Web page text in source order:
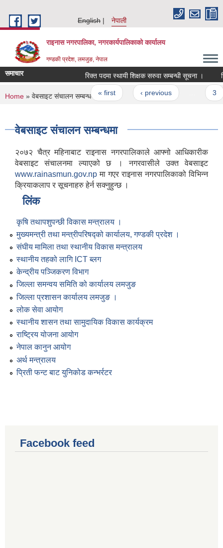
English
नेपाली
राइनास नगरपालिका, नगरकार्यपालिकाको कार्यालय
गण्डकी प्रदेश, लमजुङ, नेपाल
समाचार रिक्त पदमा स्थायी शिक्षक सरुवा सम्बन्धी सूचना ।
Pages
« first ‹ previous 3
You are here
Home » वेबसाइट संचालन सम्बन्धमा
वेबसाइट संचालन सम्बन्धमा
२०७२ चैत्र महिनाबाट राइनास नगरपालिकाले आफ्नो आधिकारीक
वेबसाइट संचालनमा ल्याएको छ । नगरवासीले उक्त वेबसाइट
www.rainasmun.gov.np मा गएर राइनास नगरपालिकाको विभिन्न
क्रियाकलाप र सूचनाहरु हेर्न सक्नुहुन्छ ।
लिंक
कृषि तथापशुपन्छी विकास मन्त्रालय ।
मुख्यमन्त्री तथा मन्त्रीपरिषद्को कार्यालय, गण्डकी प्रदेश ।
संघीय मामिला तथा स्थानीय विकास मन्त्रालय
स्थानीय तहको लागि ICT ब्लग
केन्द्रीय पञ्जिकरण विभाग
जिल्ला समन्वय समिति को कार्यालय लमजुङ
जिल्ला प्रशासन कार्यालय लमजुङ ।
लोक सेवा आयोग
स्थानीय शासन तथा सामुदायिक विकास कार्यक्रम
राष्ट्रिय योजना आयोग
नेपाल कानुन आयोग
अर्थ मन्त्रालय
प्रिती फन्ट बाट युनिकोड कन्भर्रटर
Facebook feed